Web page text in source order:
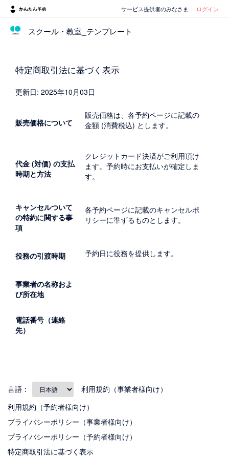
サービス提供者のみなさま ログイン
スクール・教室_テンプレート
特定商取引法に基づく表示
更新日: 2025年10月03日
販売価格について
販売価格は、各予約ページに記載の
金額 (消費税込) とします。
代金 (対価) の支払
時期と方法
クレジットカード決済がご利用頂け
ます。予約時にお支払いが確定しま
す。
キャンセルついて
の特約に関する事
項
各予約ページに記載のキャンセルポ
リシーに準ずるものとします。
役務の引渡時期 予約日に役務を提供します。
事業者の名称およ
び所在地
電話番号（連絡
先）
言語：
利用規約（事業者様向け）
利用規約（予約者様向け）
プライバシーポリシー（事業者様向け）
プライバシーポリシー（予約者様向け）
特定商取引法に基づく表示